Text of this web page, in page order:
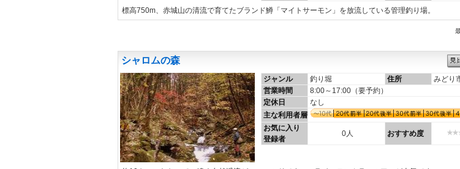
標高750m、赤城山の清流で育てたブランド鱒「マイトサーモン」を放流している管理釣り場。
シャロムの森
ジャンル 釣り堀 住所
みどり
営業時間
8:00～17:00（要予約）
定休日
なし
主な利用者層
お気に入り
登録者
0人 おすすめ度